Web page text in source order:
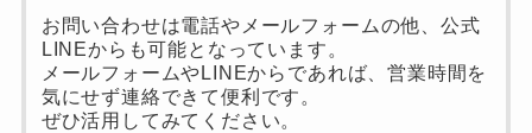
お問い合わせは電話やメールフォームの他、公式
LINEからも可能となっています。
メールフォームやLINEからであれば、営業時間を
気にせず連絡できて便利です。
ぜひ活用してみてください。